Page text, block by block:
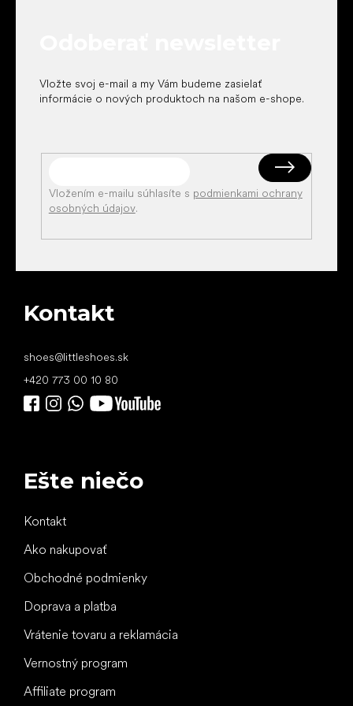
Vložte svoj e-mail a my Vám budeme zasielať
informácie o nových produktoch na našom e-shope.
Vložením e-mailu súhlasíte s podmienkami ochrany
osobných údajov.
Kontakt
shoes@littleshoes.sk
+420 773 00 10 80
Ešte niečo
Kontakt
Ako nakupovať
Obchodné podmienky
Doprava a platba
Vrátenie tovaru a reklamácia
Vernostný program
Affiliate program